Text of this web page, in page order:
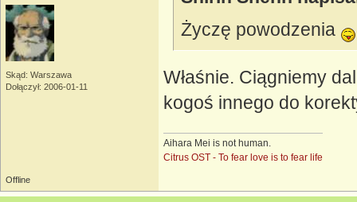
Skąd: Warszawa
Dołączył: 2006-01-11
Życzę powodzenia
Właśnie. Ciągniemy
kogoś innego do
Aihara Mei is not human.
Citrus OST - To fear love is to fear life
Offline